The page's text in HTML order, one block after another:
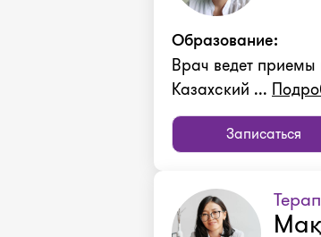
Образование:
Врач ведет приемы
Казахский ...
Записаться